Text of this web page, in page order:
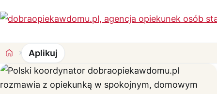
Aplikuj
Aplikuj na ofertę #178421